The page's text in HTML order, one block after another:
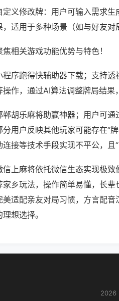
定义修改牌：用户可输入需求
，适用于多种场景（如与好友对
焦相关游戏功能优势与特色！
程序跑得快辅助器下载；支持
操作，通过AI算法调整牌局结果
郸胡乐麻将助赢神器；用户可通
分用户反映其他玩家可能存在“
连接等技术手段实现不平公，且“
信上麻将依托微信生态实现极
家乡玩法，操作简单易懂，长辈
美适配亲友对局习惯，方言配
理想选择。
2026